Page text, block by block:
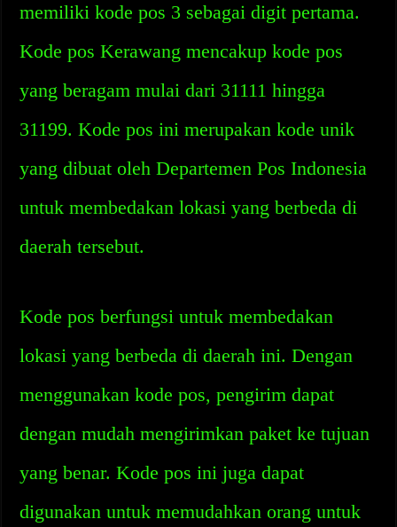
memiliki kode pos 3 sebagai digit pertama.
Kode pos Kerawang mencakup kode pos
yang beragam mulai dari 31111 hingga
31199. Kode pos ini merupakan kode unik
yang dibuat oleh Departemen Pos Indonesia
untuk membedakan lokasi yang berbeda di
daerah tersebut.
Kode pos berfungsi untuk membedakan
lokasi yang berbeda di daerah ini. Dengan
menggunakan kode pos, pengirim dapat
dengan mudah mengirimkan paket ke tujuan
yang benar. Kode pos ini juga dapat
digunakan untuk memudahkan orang untuk